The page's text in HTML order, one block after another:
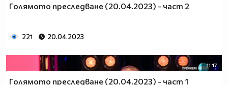
Голямото преследване (20.04.2023) - част 2
221 20.04.2023
11:17
Голямото преследване (20.04.2023) - част 1